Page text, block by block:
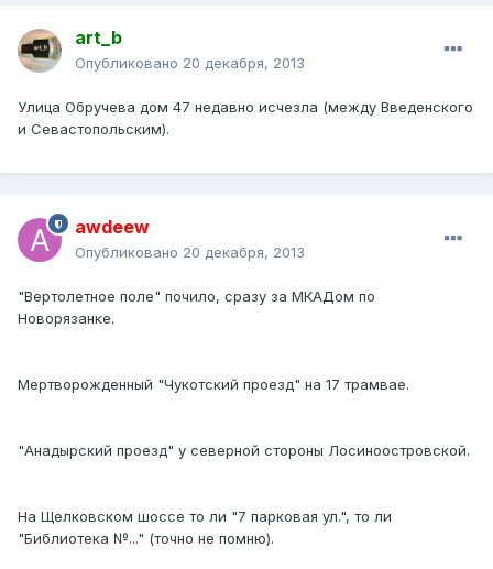
art_b
Опубликовано 20 декабря, 2013
Улица Обручева дом 47 недавно исчезла (между Введенского
и Севастопольским).
awdeew
Опубликовано 20 декабря, 2013
"Вертолетное поле" почило, сразу за МКАДом по
Новорязанке.
Мертворожденный "Чукотский проезд" на 17 трамвае.
"Анадырский проезд" у северной стороны Лосиноостровской.
На Щелковском шоссе то ли "7 парковая ул.", то ли
"Библиотека №..." (точно не помню).